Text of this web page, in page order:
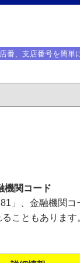
番、支店番号を簡単
機関コード
」、金融機関
こともありま